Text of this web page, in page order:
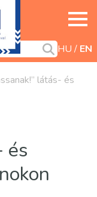
HU EN
látás- és
és